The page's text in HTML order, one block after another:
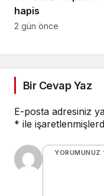
hapis
2 gün önce
Bir Cevap Yaz
E-posta adresiniz
* ile
YORUMUNUZ